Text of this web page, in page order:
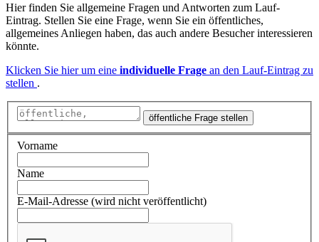
Hier finden Sie allgemeine Fragen und Antworten zum Lauf-
Eintrag. Stellen Sie eine Frage, wenn Sie ein öffentliches,
allgemeines Anliegen haben, das auch andere Besucher interessieren
könnte.
Klicken Sie hier um eine individuelle Frage an den Lauf-Eintrag zu
stellen .
öffentliche Frage stellen
Vorname
Name
E-Mail-Adresse (wird nicht veröffentlicht)